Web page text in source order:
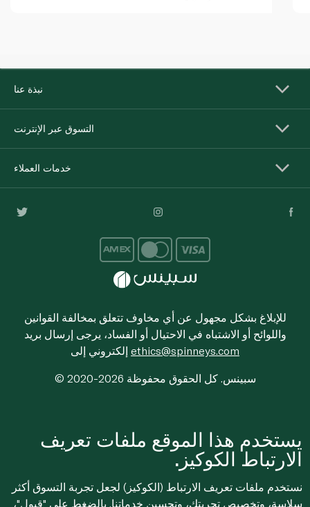
نبذة عنا
التسوق عبر الإنترنت
خدمات العملاء
للإبلاغ بشكل مجهول عن أي مخاوف تتعلق بمخالفة القوانين
واللوائح أو الاشتباه في الاحتيال أو الفساد، يرجى إرسال بريد
ethics@spinneys.com
© 2020-2026 سبينس. كل الحقوق محفوظة
يستخدم هذا الموقع ملفات تعريف
الارتباط الكوكيز.
نستخدم ملفات تعريف الارتباط (الكوكيز) لجعل تجربة التسوق أكثر
سلاسة، وتخصيص تجربتك، وتحسين خدماتنا. بالضغط على "قبول"،